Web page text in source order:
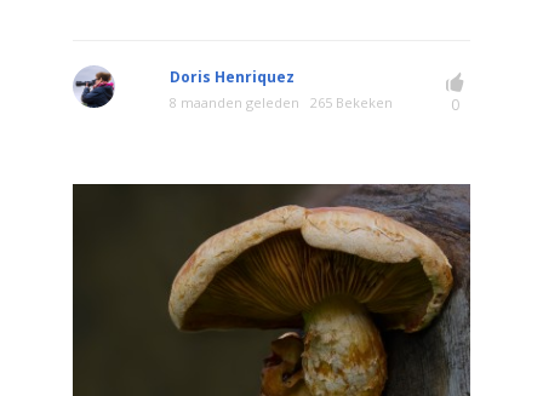
Doris Henriquez
8 maanden geleden 265 Bekeken 0